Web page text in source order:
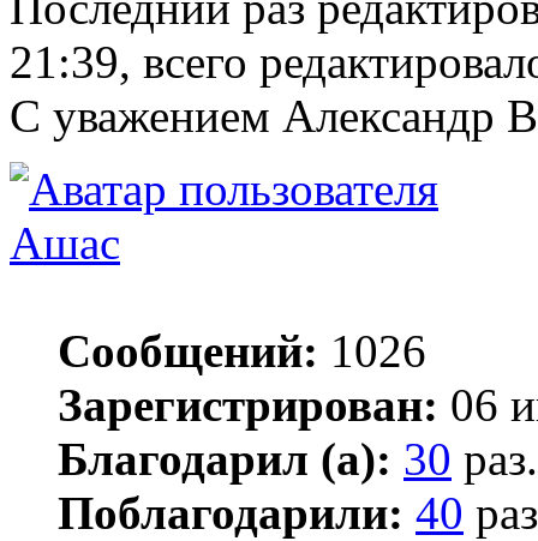
21:39, всего
С уважением Александр
Ашас
Сообщений: 1026
Зарегистрирован: 06
Благодарил (а): 30 раз.
Поблагодарили: 40